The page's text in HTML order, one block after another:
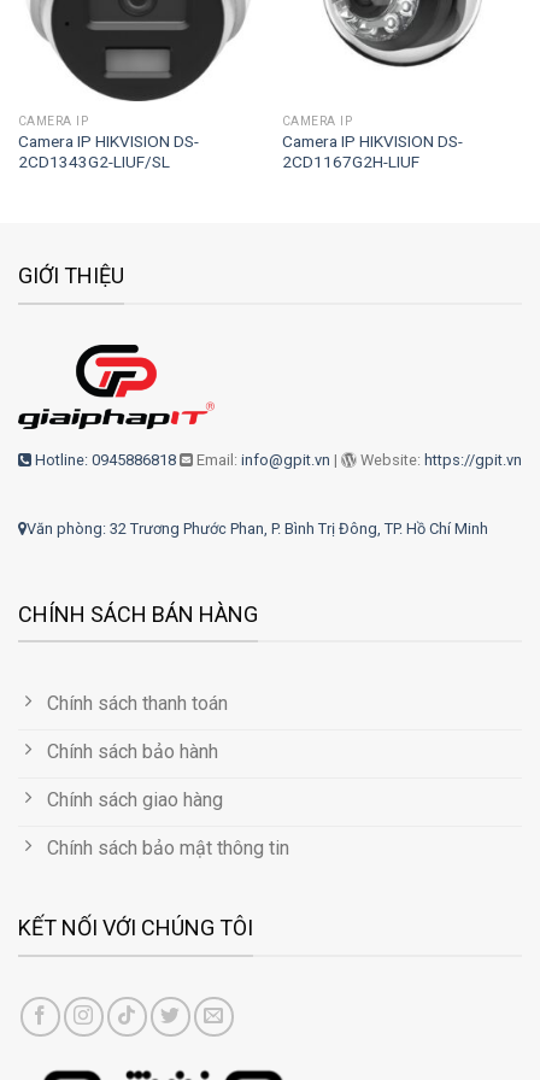
CAMERA IP
Camera IP HIKVISION DS-
2CD1343G2-LIUF/SL
CAMERA IP
Camera IP HIKVISION DS-
2CD1167G2H-LIUF
GIỚI THIỆU
Hotline: 0945886818 Email: info@gpit.vn | Website: https://gpit.vn
Văn phòng: 32 Trương Phước Phan, P. Bình Trị Đông, TP. Hồ Chí Minh
CHÍNH SÁCH BÁN HÀNG
Chính sách thanh toán
Chính sách bảo hành
Chính sách giao hàng
Chính sách bảo mật thông tin
KẾT NỐI VỚI CHÚNG TÔI